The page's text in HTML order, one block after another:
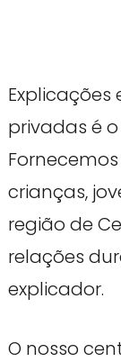
Explicações
privadas é
crianças,
região de
relações
explicador.
O nosso